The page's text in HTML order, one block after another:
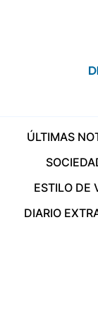
ÚLTIMAS
ESTILO DE
DIARIO